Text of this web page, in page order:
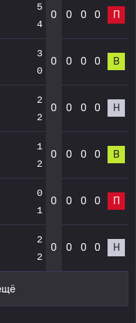
5
4
0 0 0 0 П
3
0
0 0 0 0 В
2
2
0 0 0 0 Н
1
2
0 0 0 0 В
0
1
0 0 0 0 П
2
2
0 0 0 0 Н